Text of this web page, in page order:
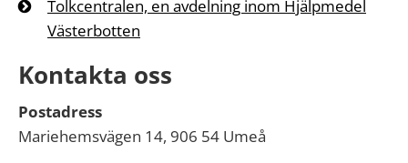
Tolkcentralen, en avdelning inom Hjälpmedel
Västerbotten
Kontakta oss
Postadress
Mariehemsvägen 14, 906 54 Umeå